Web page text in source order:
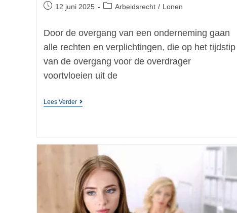
12 juni 2025 Arbeidsrecht / Lonen
Door de overgang van een onderneming gaan
alle rechten en verplichtingen, die op het tijdstip
van de overgang voor de overdrager
voortvloeien uit de
Lees Verder